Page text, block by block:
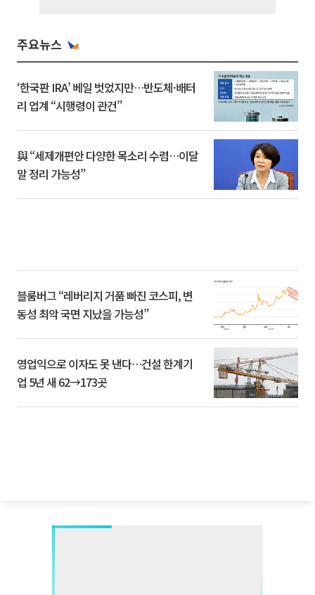
주요뉴스
‘한국판 IRA’ 베일 벗었지만…반도체·배터
리 업계 “시행령이 관건”
與 “세제개편안 다양한 목소리 수렴…이달
말 정리 가능성”
블룸버그 “레버리지 거품 빠진 코스피, 변
동성 최악 국면 지났을 가능성”
영업익으로 이자도 못 낸다…건설 한계기
업 5년 새 62→173곳